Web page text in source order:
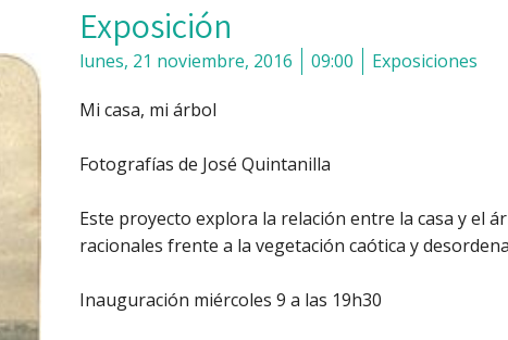
Exposición
lunes, 21 noviembre, 2016 09:00 Exposiciones
Mi casa, mi árbol
Fotografías de José Quintanilla
Este proyecto explora la relación entre la casa y el
racionales frente a la vegetación caótica y
Inauguración miércoles 9 a las 19h30